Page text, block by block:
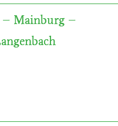
Mainburg –